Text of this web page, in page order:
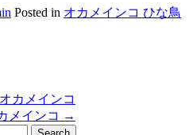
Posted in オカメインコ ひな鳥
カメインコ
メインコ →